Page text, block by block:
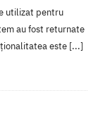
utilizat pentru
au fost returnate
este [...]